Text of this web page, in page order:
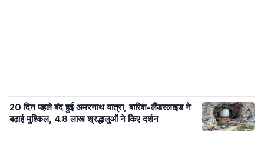
20 दिन पहले बंद हुई अमरनाथ यात्रा, बारिश-लैंडस्लाइड ने
बढ़ाई मुश्किल, 4.8 लाख श्रद्धालुओं ने किए दर्शन